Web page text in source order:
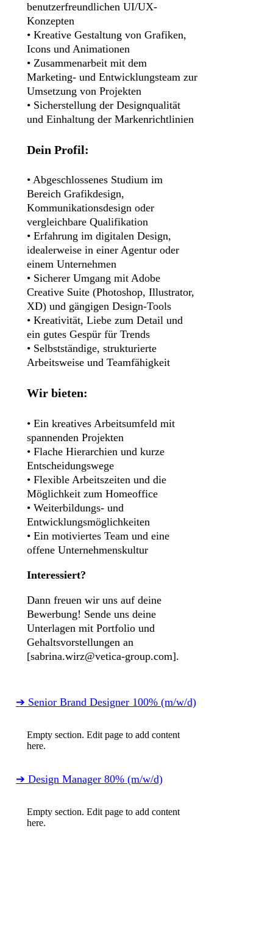
benutzerfreundlichen UI/UX-
Konzepten
• Kreative Gestaltung von Grafiken,
Icons und Animationen
• Zusammenarbeit mit dem
Marketing- und Entwicklungsteam zur
Umsetzung von Projekten
• Sicherstellung der Designqualität
und Einhaltung der Markenrichtlinien
Dein Profil:
• Abgeschlossenes Studium im
Bereich Grafikdesign,
Kommunikationsdesign oder
vergleichbare Qualifikation
• Erfahrung im digitalen Design,
idealerweise in einer Agentur oder
einem Unternehmen
• Sicherer Umgang mit Adobe
Creative Suite (Photoshop, Illustrator,
XD) und gängigen Design-Tools
• Kreativität, Liebe zum Detail und
ein gutes Gespür für Trends
• Selbstständige, strukturierte
Arbeitsweise und Teamfähigkeit
Wir bieten:
• Ein kreatives Arbeitsumfeld mit
spannenden Projekten
• Flache Hierarchien und kurze
Entscheidungswege
• Flexible Arbeitszeiten und die
Möglichkeit zum Homeoffice
• Weiterbildungs- und
Entwicklungsmöglichkeiten
• Ein motiviertes Team und eine
offene Unternehmenskultur
Interessiert?
Dann freuen wir uns auf deine
Bewerbung! Sende uns deine
Unterlagen mit Portfolio und
Gehaltsvorstellungen an
[sabrina.wirz@vetica-group.com].
➔ Senior Brand Designer 100% (m/w/d)
Empty section. Edit page to add content
here.
➔ Design Manager 80% (m/w/d)
Empty section. Edit page to add content
here.